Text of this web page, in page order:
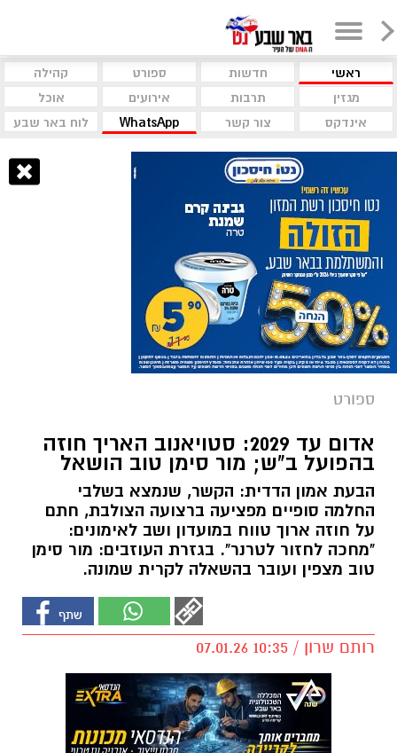
ראשי חדשות ספורט
קהילה
מגזין
תרבות אירועים
אוכל
אינדקס
צור קשר WhatsApp לוח באר שבע
ספורט
אדום עד 2029: סטויאנוב האריך חוזה
בהפועל ב"ש; מור סימן טוב הושאל
הבעת אמון הדדית: הקשר, שנמצא בשלבי
החלמה סופיים מפציעה ברצועה הצולבת, חתם
על חוזה ארוך טווח במועדון ושב לאימונים:
"מחכה לחזור לטרנר". בגזרת העוזבים: מור סימן
טוב מצפין ועובר בהשאלה לקרית שמונה.
רותם שרון / 10:35 07.01.26